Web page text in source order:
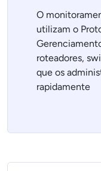
O
utilizam o
roteadores,
que os
rapidamente